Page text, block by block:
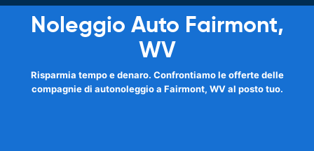
Noleggio Auto Fairmont,
WV
Risparmia tempo e denaro. Confrontiamo le offerte delle
compagnie di autonoleggio a Fairmont, WV al posto tuo.